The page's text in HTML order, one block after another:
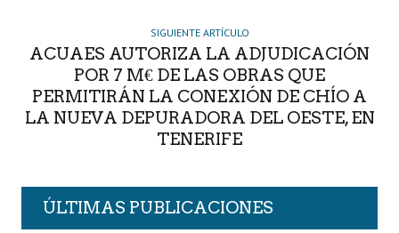
SIGUIENTE ARTÍCULO
ACUAES AUTORIZA LA ADJUDICACIÓN
POR 7 M€ DE LAS OBRAS QUE
PERMITIRÁN LA CONEXIÓN DE CHÍO A
LA NUEVA DEPURADORA DEL OESTE, EN
TENERIFE
ÚLTIMAS PUBLICACIONES